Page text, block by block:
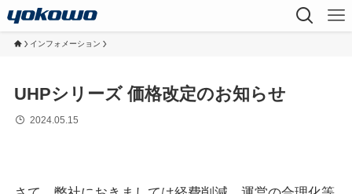
インフォメーション
UHPシリーズ 価格改定のお知らせ
2024.05.15